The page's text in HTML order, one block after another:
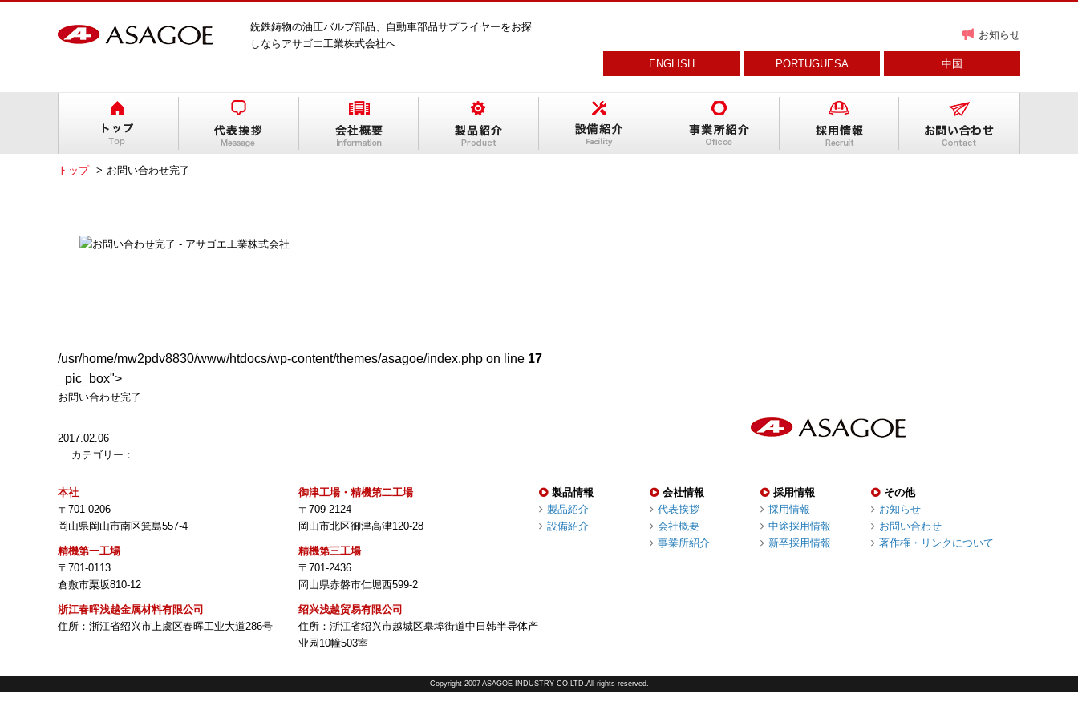
銑鉄鋳物の油圧バルブ部品、自動車部品サプライヤーをお探
しならアサゴエ工業株式会社へ
お知らせ
中国
PORTUGUESA
ENGLISH
トップ お問い合わせ完了
/usr/home/mw2pdv8830/www/htdocs/wp-content/themes/asagoe/index.php on line 17
_pic_box">
お問い合わせ完了
2017.02.06
｜
カテゴリー：
本社
〒701-0206
岡山県岡山市南区箕島557-4
御津工場・精機第二工場
〒709-2124
岡山市北区御津高津120-28
精機第一工場
〒701-0113
倉敷市栗坂810-12
精機第三工場
〒701-2436
岡山県赤磐市仁堀西599-2
浙江春晖浅越金属材料有限公司
住所：浙江省绍兴市上虞区春晖工业大道286号
绍兴浅越贸易有限公司
住所：浙江省绍兴市越城区皋埠街道中日韩半导体产
业园10幢503室
製品情報
製品紹介
設備紹介
会社情報
代表挨拶
会社概要
事業所紹介
採用情報
採用情報
中途採用情報
新卒採用情報
その他
お知らせ
お問い合わせ
著作権・リンクについて
Copyright 2007 ASAGOE INDUSTRY CO.LTD.All rights reserved.